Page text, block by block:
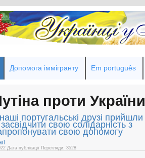
Допомога іммігранту Em português
проти України
португальські друзі
свою солідарність з
свою допомогу
Дата публікації Перегляди: 3528